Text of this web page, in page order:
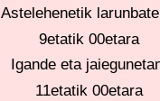
Astelehenetik
9etatik 00etara
Igande eta
11etatik 00etara